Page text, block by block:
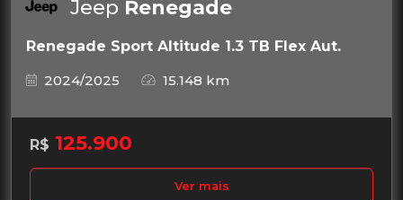
Jeep Renegade
Renegade Sport Altitude 1.3 TB Flex Aut.
2024/2025
15.148 km
R$ 125.900
Ver mais